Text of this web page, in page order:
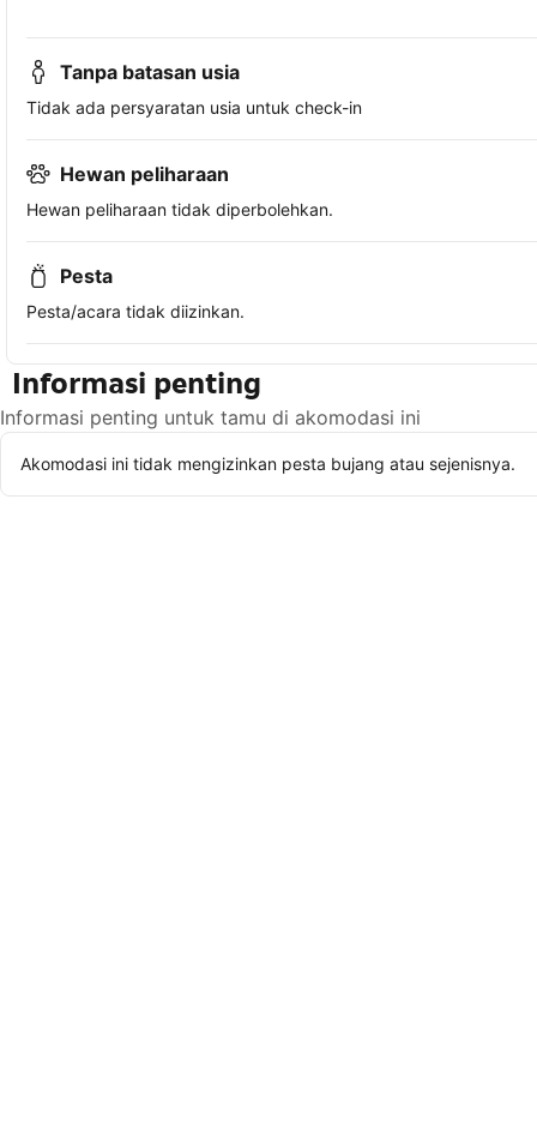
Tanpa batasan usia
Tidak ada persyaratan usia untuk check-in
Hewan peliharaan
Hewan peliharaan tidak diperbolehkan.
Pesta
Pesta/acara tidak diizinkan.
Informasi penting
Informasi penting untuk tamu di akomodasi ini
Akomodasi ini tidak mengizinkan pesta bujang atau sejenisnya.